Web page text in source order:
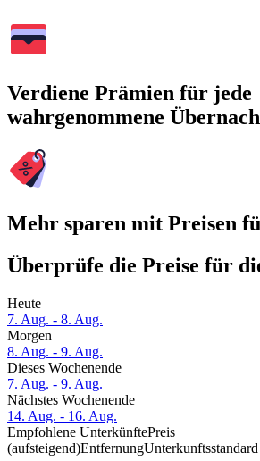
Verdiene Prämien für jede
wahrgenommene
Mehr sparen mit Preisen
Überprüfe die Preise für
Heute
7. Aug. - 8. Aug.
Morgen
8. Aug. - 9. Aug.
Dieses Wochenende
7. Aug. - 9. Aug.
Nächstes Wochenende
14. Aug. - 16. Aug.
Empfohlene UnterkünftePreis
(aufsteigend)EntfernungUnterkunftsstandard